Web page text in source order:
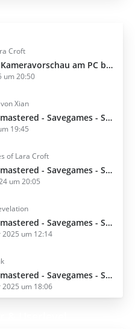
Croft
benutzen (moderne Steuerung) / Wechsel zum Original
um 20:50
Xian
- Savegames - Spielstand
19:45
of Lara Croft
- Savegames - Spielstand
um 20:05
- Savegames - Spielstand
um 12:14
- Savegames - Spielstand
um 18:06